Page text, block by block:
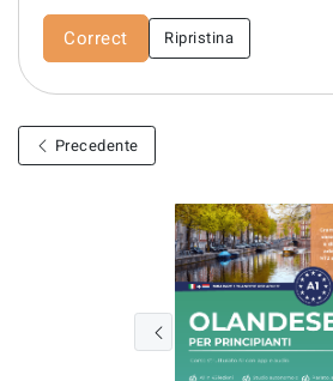
Correct Ripristina
Precedente